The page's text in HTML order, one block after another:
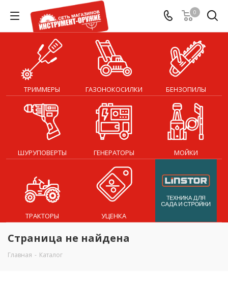
0
ТРИММЕРЫ ГАЗОНОКОСИЛКИ БЕНЗОПИЛЫ
ШУРУПОВЕРТЫ ГЕНЕРАТОРЫ МОЙКИ
ТРАКТОРЫ УЦЕНКА
Страница не найдена
Главная - Каталог